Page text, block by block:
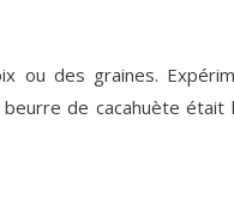
ou des graines.
de cacahuète